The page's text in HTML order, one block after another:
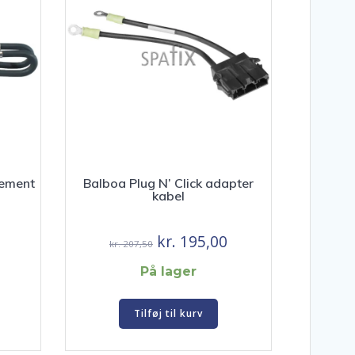
Balboa Plug N’ Click adapter
kabel
kr.207,50 Den
oprindelige
pris
var:
kr. 207,50.
kr. 195,00
På lager
Tilføj til kurv